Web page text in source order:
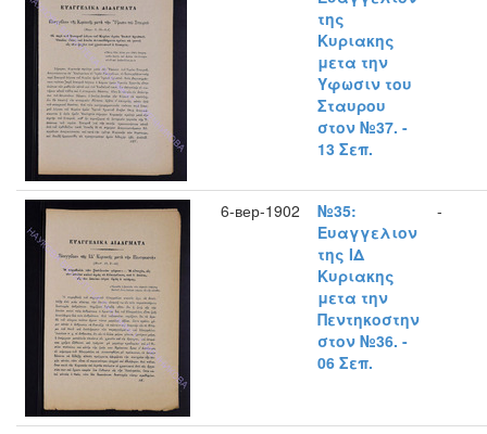
της
Κυριακης
μετα την
Υφωσιν του
Σταυρου
στον №37. -
13 Σεπ.
6-вер-1902
№35:
Ευαγγελιον
της ΙΔ
Κυριακης
μετα την
Πεντηκοστην
στον №36. -
06 Σεπ.
-